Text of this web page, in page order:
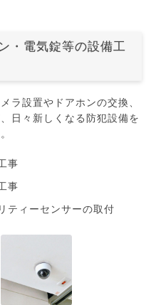
・電気錠等の設備工
ラ設置やドアホンの交換、
日々新しくなる防犯設備を
事
事
ティーセンサーの取付